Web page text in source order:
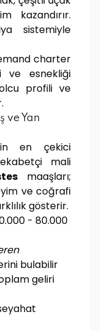
kazandırır.
sistemiyle
charter
ve esnekliği
profili ve
ve Yan
en çekici
mali
maaşları;
ve coğrafi
gösterir.
- 80.000
bulabilir
geliri